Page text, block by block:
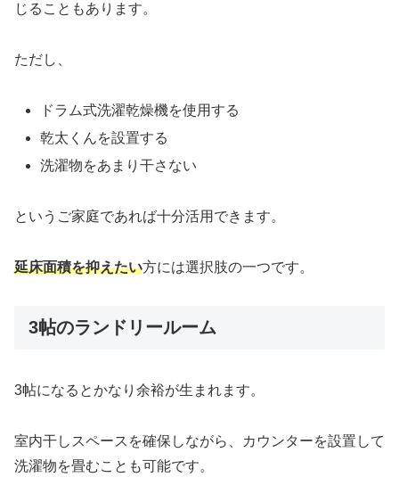
じることもあります。
ただし、
ドラム式洗濯乾燥機を使用する
乾太くんを設置する
洗濯物をあまり干さない
というご家庭であれば十分活用できます。
延床面積を抑えたい方には選択肢の一つです。
3帖のランドリールーム
3帖になるとかなり余裕が生まれます。
室内干しスペースを確保しながら、カウンターを設置して
洗濯物を畳むことも可能です。